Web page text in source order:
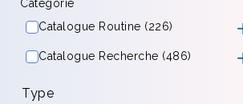
Catégorie
Catalogue Routine (226)
Catalogue Recherche (486)
Type